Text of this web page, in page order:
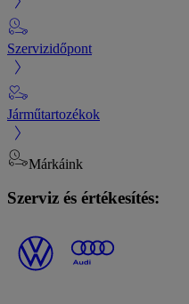
Szervizidőpont
Járműtartozékok
Márkáink
Szerviz és értékesítés: